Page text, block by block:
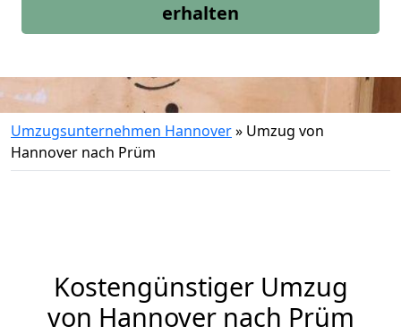
erhalten
Umzugsunternehmen Hannover» Umzug von
Hannover nach Prüm
Kostengünstiger Umzug
von Hannover nach Prüm